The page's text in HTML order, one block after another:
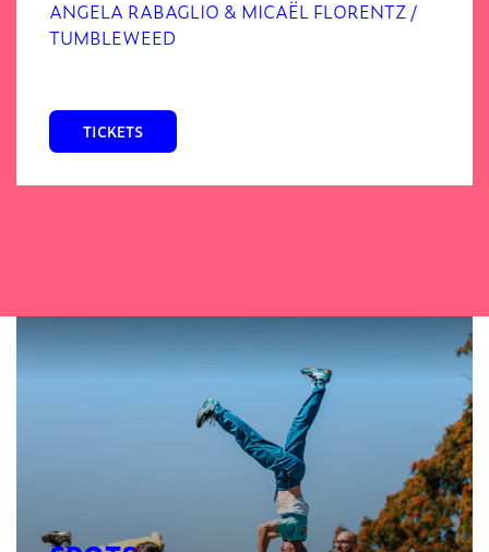
ANGELA RABAGLIO & MICAËL FLORENTZ /
TUMBLEWEED
TICKETS